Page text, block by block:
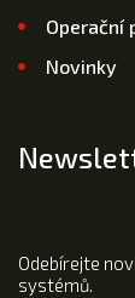
Operační
Novinky
Odebírejte
systémů.